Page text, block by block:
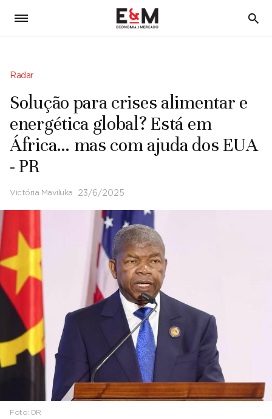
5
Radar
Solução para crises alimentar e
energética global? Está em
África… mas com ajuda dos EUA
- PR
Victória Maviluka 23/6/2025
Foto: DR